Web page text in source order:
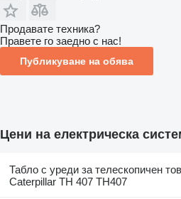
Продавате техника?
Правете го заедно с нас!
Публикуване на обява
Цени на електрическа
Табло с уреди за телескопичен
Caterpillar TH 407 TH407